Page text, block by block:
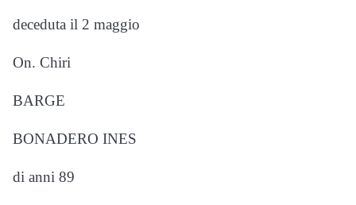
deceduta il 2 maggio
On. Chiri
BARGE
BONADERO INES
di anni 89